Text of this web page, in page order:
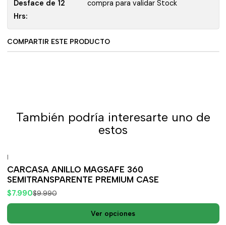
Desface de 12
Hrs:
compra para validar Stock
COMPARTIR ESTE PRODUCTO
También podría interesarte uno de
estos
|
CARCASA ANILLO MAGSAFE 360
SEMITRANSPARENTE PREMIUM CASE
$7.990$9.990
Ver opciones